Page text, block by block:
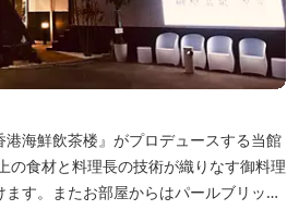
海鮮飲茶楼』がプロデュースする当館
の食材と料理長の技術が織りなす御料理
す。またお部屋からはパールブリッジ